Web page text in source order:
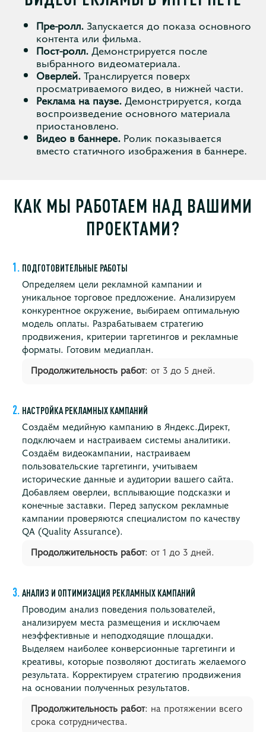
Пре-ролл.Запускается до показа основного
контента или фильма.
Пост-ролл.Демонстрируется после
выбранного видеоматериала.
Оверлей.Транслируется поверх
просматриваемого видео, в нижней части.
Реклама на паузе.Демонстрируется, когда
воспроизведение основного материала
приостановлено.
Видео в баннере.Ролик показывается
вместо статичного изображения в баннере.
КАК МЫ РАБОТАЕМ НАД ВАШИМИ
ПРОЕКТАМИ?
ПОДГОТОВИТЕЛЬНЫЕ РАБОТЫ
Определяем цели рекламной кампании и
уникальное торговое предложение. Анализируем
конкурентное окружение, выбираем оптимальную
модель оплаты. Разрабатываем стратегию
продвижения, критерии таргетингов и рекламные
форматы. Готовим медиаплан.
Продолжительность работ: от 3 до 5 дней.
НАСТРОЙКА РЕКЛАМНЫХ КАМПАНИЙ
Cоздаём медийную кампанию в Яндекс.Директ,
подключаем и настраиваем системы аналитики.
Создаём видеокампании, настраиваем
пользовательские таргетинги, учитываем
исторические данные и аудитории вашего сайта.
Добавляем оверлеи, всплывающие подсказки и
конечные заставки. Перед запуском рекламные
кампании проверяются специалистом по качеству
QA (Quality Assurance).
Продолжительность работ: от 1 до 3 дней.
АНАЛИЗ И ОПТИМИЗАЦИЯ РЕКЛАМНЫХ КАМПАНИЙ
Проводим анализ поведения пользователей,
анализируем места размещения и исключаем
неэффективные и неподходящие площадки.
Выделяем наиболее конверсионные таргетинги и
креативы, которые позволяют достигать желаемого
результата. Корректируем стратегию продвижения
на основании полученных результатов.
Продолжительность работ: на протяжении всего
срока сотрудничества.